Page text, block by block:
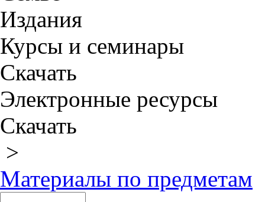
Издания
Курсы и семинары
Скачать
Электронные ресурсы
Скачать
>
Материалы по предметам